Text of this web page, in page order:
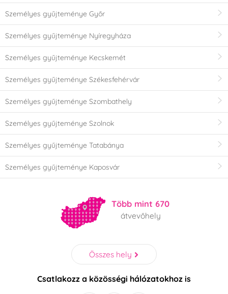
Személyes gyűjteménye Győr
Személyes gyűjteménye Nyíregyháza
Személyes gyűjteménye Kecskemét
Személyes gyűjteménye Székesfehérvár
Személyes gyűjteménye Szombathely
Személyes gyűjteménye Szolnok
Személyes gyűjteménye Tatabánya
Személyes gyűjteménye Kaposvár
Több mint 670
átvevőhely
Összes hely
Csatlakozz a közösségi hálózatokhoz is